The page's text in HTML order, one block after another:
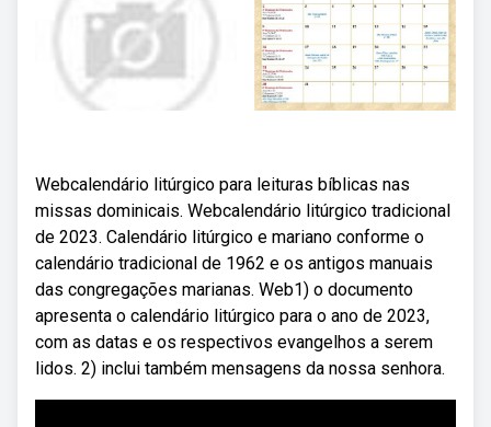
Webcalendário litúrgico para leituras bíblicas nas
missas dominicais. Webcalendário litúrgico tradicional
de 2023. Calendário litúrgico e mariano conforme o
calendário tradicional de 1962 e os antigos manuais
das congregações marianas. Web1) o documento
apresenta o calendário litúrgico para o ano de 2023,
com as datas e os respectivos evangelhos a serem
lidos. 2) inclui também mensagens da nossa senhora.